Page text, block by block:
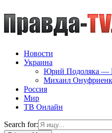
Новости
Украина
Юрий Подоляка
Михаил
Россия
Мир
ТВ Онлайн
Search for: